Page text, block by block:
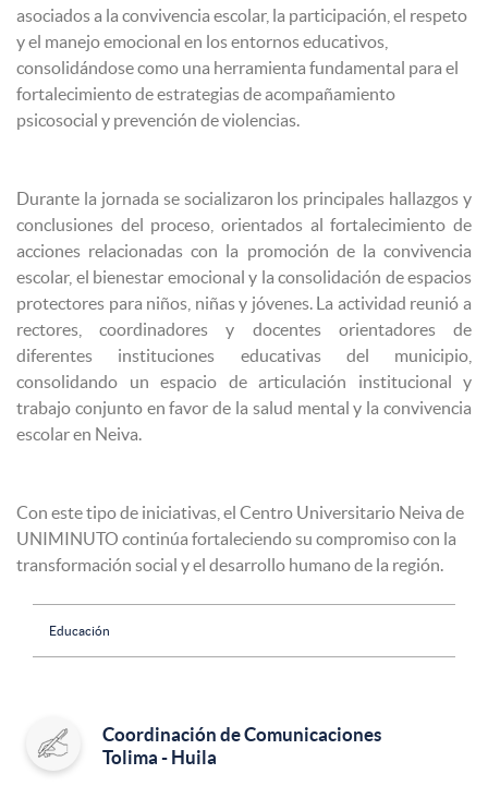
asociados a la convivencia escolar, la participación, el respeto
y el manejo emocional en los entornos educativos,
consolidándose como una herramienta fundamental para el
fortalecimiento de estrategias de acompañamiento
psicosocial y prevención de violencias.
Durante la jornada se socializaron los principales hallazgos y
conclusiones del proceso, orientados al fortalecimiento de
acciones relacionadas con la promoción de la convivencia
escolar, el bienestar emocional y la consolidación de espacios
protectores para niños, niñas y jóvenes. La actividad reunió a
rectores, coordinadores y docentes orientadores de
diferentes instituciones educativas del municipio,
consolidando un espacio de articulación institucional y
trabajo conjunto en favor de la salud mental y la convivencia
escolar en Neiva.
Con este tipo de iniciativas, el Centro Universitario Neiva de
UNIMINUTO continúa fortaleciendo su compromiso con la
transformación social y el desarrollo humano de la región.
Educación
Coordinación de Comunicaciones
Tolima - Huila